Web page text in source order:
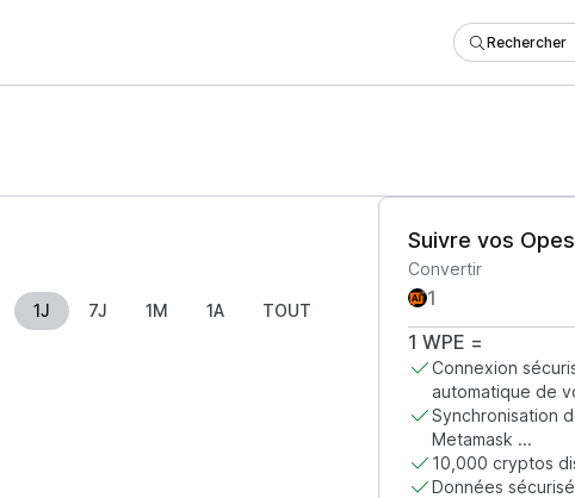
Rechercher
1J 7J 1M 1A TOUT
Suivre vos
Convertir
1 WPE =
Connexion
automatique de
Synchronisation
Metamask ...
10,000 cryptos
Données